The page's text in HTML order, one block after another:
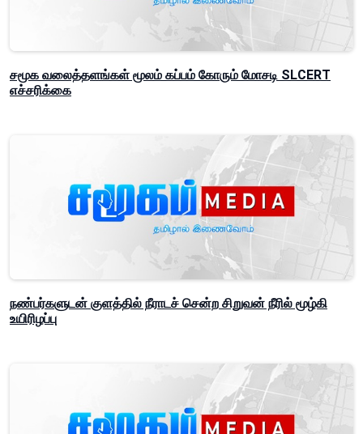
சமூக வலைத்தளங்கள் மூலம் கப்பம் கோரும் மோசடி SLCERT
எச்சரிக்கை
நண்பர்களுடன் குளத்தில் நீராடச் சென்ற சிறுவன் நீரில் மூழ்கி
உயிரிழப்பு